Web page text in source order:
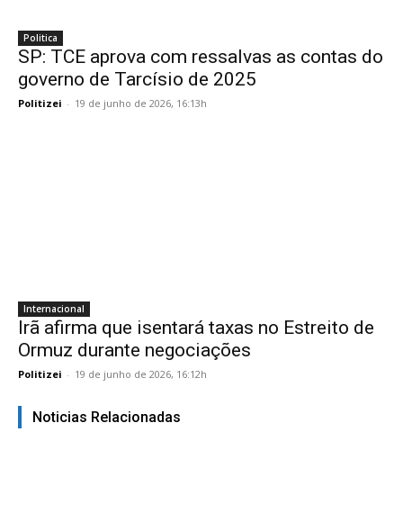
Politica
SP: TCE aprova com ressalvas as contas do
governo de Tarcísio de 2025
Politizei - 19 de junho de 2026, 16:13h
Internacional
Irã afirma que isentará taxas no Estreito de
Ormuz durante negociações
Politizei - 19 de junho de 2026, 16:12h
Noticias Relacionadas